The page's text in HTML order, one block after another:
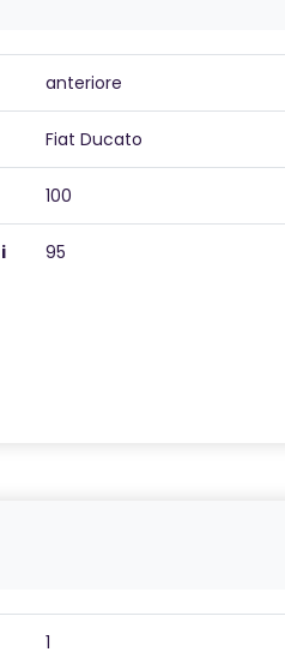
anteriore
Fiat Ducato
100
95
1